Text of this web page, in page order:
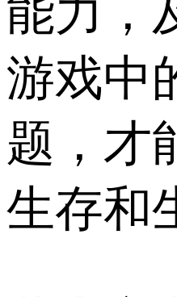
能力，
游戏中
题，才
生存和